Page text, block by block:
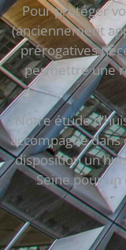
Pour protéger
(anciennement
prérogatives
permettre une
Notre étude
accompagne
disposition un
Seine pour un